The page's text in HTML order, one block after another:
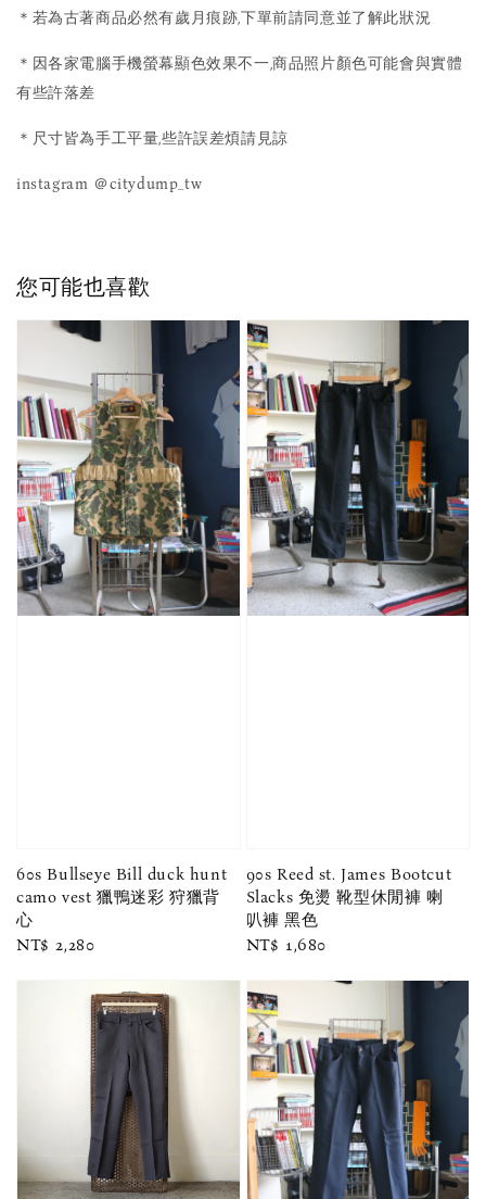
＊若為古著商品必然有歲月痕跡,下單前請同意並了解此狀況
＊因各家電腦手機螢幕顯色效果不一,商品照片顏色可能會與實體
有些許落差
＊尺寸皆為手工平量,些許誤差煩請見諒
instagram ＠citydump_tw
您可能也喜歡
60s Bullseye Bill duck hunt
camo vest 獵鴨迷彩 狩獵背
心
Regular
NT$ 2,280
90s Reed st. James Bootcut
Slacks 免燙 靴型休閒褲 喇
叭褲 黑色
Regular
NT$ 1,680